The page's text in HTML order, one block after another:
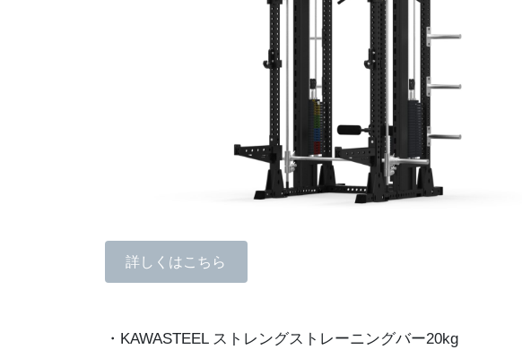
詳しくはこちら
・KAWASTEEL ストレングストレーニングバー20kg